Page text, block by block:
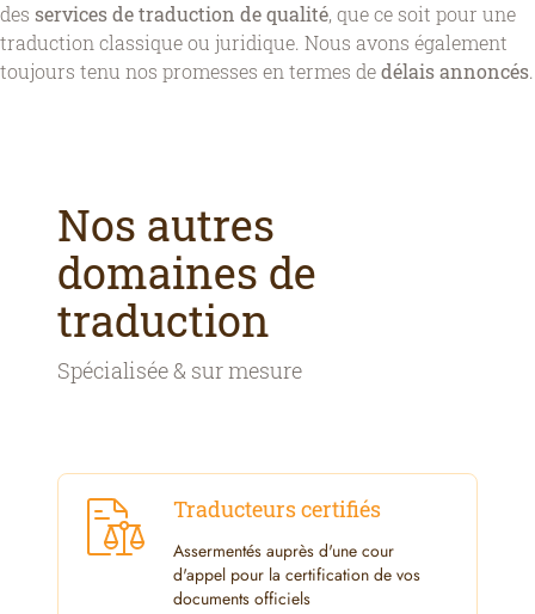
des services de traduction de qualité, que ce soit pour une
traduction classique ou juridique. Nous avons également
toujours tenu nos promesses en termes dedélais annoncés.
Nos autres
domaines de
traduction
Spécialisée & sur mesure
Traducteurs certifiés
Assermentés auprès d'une cour
d'appel pour la certification de vos
documents officiels